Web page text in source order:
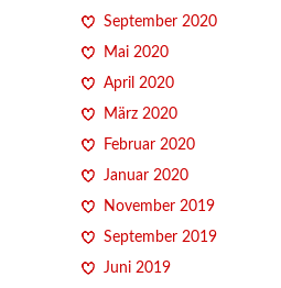
September 2020
Mai 2020
April 2020
März 2020
Februar 2020
Januar 2020
November 2019
September 2019
Juni 2019